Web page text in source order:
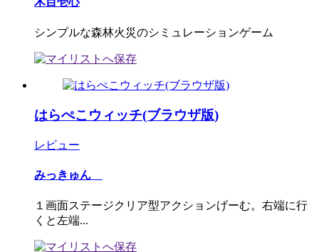
シンプルな森林火災のシミュレーションゲーム
はらぺこウィッチ(ブラウザ版)
レビュー
みっきゅん
１画面ステージクリア型アクションげーむ。右端に行
くと左端...